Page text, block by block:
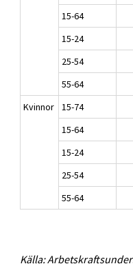
15-64
15-24
25-54
55-64
Kvinnor
15-74
15-64
15-24
25-54
55-64
Källa: